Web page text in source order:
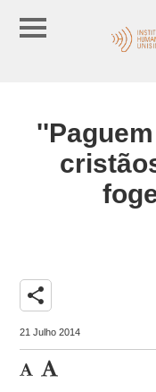
share
21 Julho 2014